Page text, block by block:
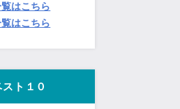
はこちら
はこちら
ト１０